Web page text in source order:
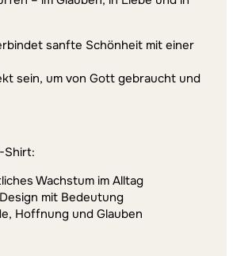
sanfte Schönheit mit einer
sein, um von Gott gebraucht und
Shirt:
Wachstum im Alltag
mit Bedeutung
Hoffnung und Glauben